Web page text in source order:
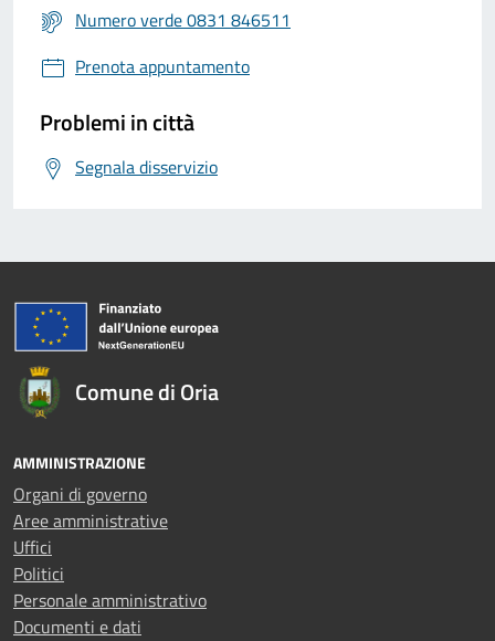
Numero verde 0831 846511
Prenota appuntamento
Problemi in città
Segnala disservizio
Comune di Oria
AMMINISTRAZIONE
Organi di governo
Aree amministrative
Uffici
Politici
Personale amministrativo
Documenti e dati